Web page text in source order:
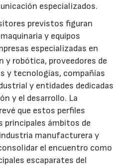
especializados.
previstos figuran
y equipos
especializadas en
y robótica, proveedores de
y tecnologías, compañías
y entidades dedicadas
y el desarrollo. La
que estos perfiles
principales ámbitos de
manufacturera y
el encuentro como
escaparates del